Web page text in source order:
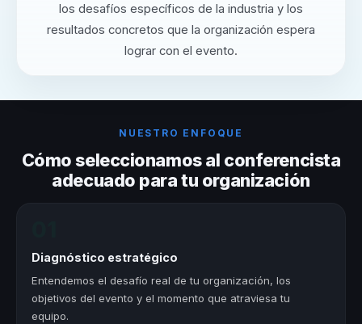
los desafíos específicos de la industria y los
resultados concretos que la organización espera
lograr con el evento.
NUESTRO ENFOQUE
Cómo seleccionamos al conferencista
adecuado para tu organización
Diagnóstico estratégico
Entendemos el desafío real de tu organización, los
objetivos del evento y el momento que atraviesa tu
equipo.